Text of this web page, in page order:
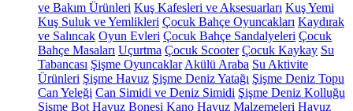
ve Bakım Ürünleri Kuş Kafesleri ve Aksesuarları Kuş Yemi
Kuş Suluk ve Yemlikleri Çocuk Bahçe Oyuncakları Kaydırak
ve Salıncak Oyun Evleri Çocuk Bahçe Sandalyeleri Çocuk
Bahçe Masaları Uçurtma Çocuk Scooter Çocuk Kaykay Su
Tabancası Şişme Oyuncaklar Akülü Araba Su Aktivite
Ürünleri Şişme Havuz Şişme Deniz Yatağı Şişme Deniz Topu
Can Yeleği Can Simidi ve Deniz Simidi Şişme Deniz Kolluğu
Şişme Bot Havuz Bonesi Kano Havuz Malzemeleri Havuz